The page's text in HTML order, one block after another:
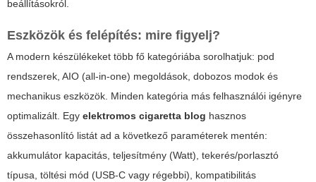
beállításokról.
Eszközök és felépítés: mire figyelj?
A modern készülékeket több fő kategóriába sorolhatjuk: pod
rendszerek, AIO (all-in-one) megoldások, dobozos modok és
mechanikus eszközök. Minden kategória más felhasználói igényre
optimalizált. Egy elektromos cigaretta blog hasznos
összehasonlító listát ad a következő paraméterek mentén:
akkumulátor kapacitás, teljesítmény (Watt), tekerés/porlasztó
típusa, töltési mód (USB-C vagy régebbi), kompatibilitás